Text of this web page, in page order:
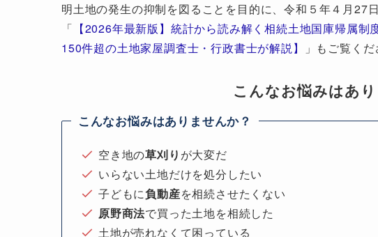
明土地の発生の抑制を図ることを目的に、令和５年４月27
「 【2026年最新版】統計から読み解く相続土地国庫帰属
150件超の土地家屋調査士・行政書士が解説】
」もご覧くだ
こんなお悩みはあ
こんなお悩みはありませんか？
空き地の草刈り が大変だ
いらない土地だけを処分したい
子どもに負動産を相続させたくない
原野商法で買った土地を相続した
土地が売れなくて困っている